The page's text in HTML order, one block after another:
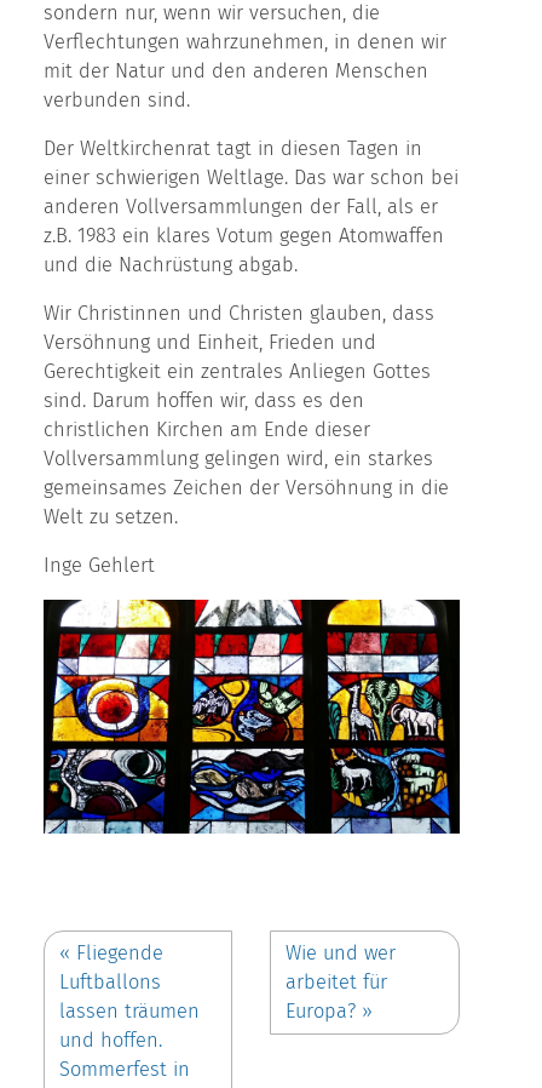
sondern nur, wenn wir versuchen, die
Verflechtungen wahrzunehmen, in denen wir
mit der Natur und den anderen Menschen
verbunden sind.
Der Weltkirchenrat tagt in diesen Tagen in
einer schwierigen Weltlage. Das war schon bei
anderen Vollversammlungen der Fall, als er
z.B. 1983 ein klares Votum gegen Atomwaffen
und die Nachrüstung abgab.
Wir Christinnen und Christen glauben, dass
Versöhnung und Einheit, Frieden und
Gerechtigkeit ein zentrales Anliegen Gottes
sind. Darum hoffen wir, dass es den
christlichen Kirchen am Ende dieser
Vollversammlung gelingen wird, ein starkes
gemeinsames Zeichen der Versöhnung in die
Welt zu setzen.
Inge Gehlert
« Fliegende
Luftballons
lassen träumen
und hoffen.
Sommerfest in
Wie und wer
arbeitet für
Europa? »